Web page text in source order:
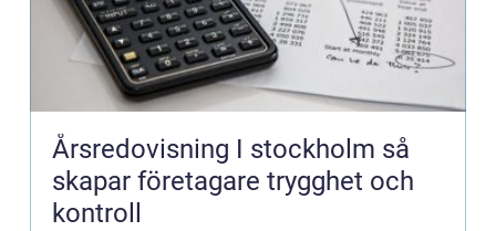
Årsredovisning I stockholm så
skapar företagare trygghet och
kontroll